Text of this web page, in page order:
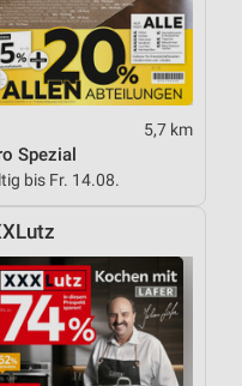
5,7 km
Spezial
bis Fr. 14.08.